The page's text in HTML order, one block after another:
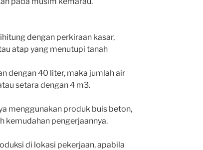
dengan perkiraan kasar,
atap yang menutupi tanah
dengan 40 liter, maka jumlah air
setara dengan 4 m3.
menggunakan produk buis beton,
kemudahan pengerjaannya.
di lokasi pekerjaan, apabila